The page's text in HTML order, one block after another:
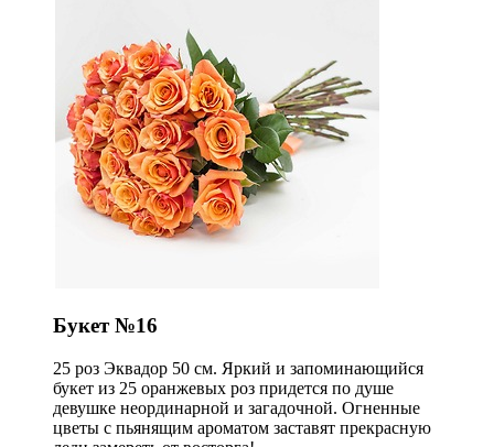
Букет №16
25 роз Эквадор 50 см. Яркий и запоминающийся
букет из 25 оранжевых роз придется по душе
девушке неординарной и загадочной. Огненные
цветы с пьянящим ароматом заставят прекрасную